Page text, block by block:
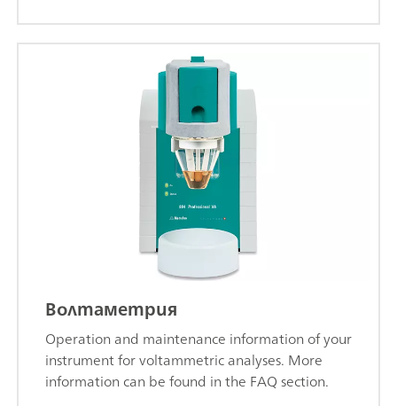
Волтаметрия
Operation and maintenance information of your
instrument for voltammetric analyses. More
information can be found in the FAQ section.